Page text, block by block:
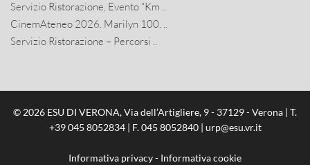
Servizio Ristorazione, Evento “Km ..
CinemAteneo 2026. Marilyn 100. ..
Servizio Ristorazione – Percorsi ..
© 2026 ESU DI VERONA, Via dell’Artigliere, 9 - 37129 - Verona | T.
+39 045 8052834| F. 045 8052840 | urp@esu.vr.it
Informativa privacy- Informativa cookie